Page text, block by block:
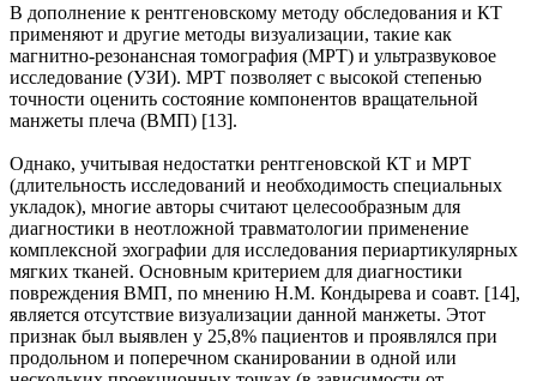
В дополнение к рентгеновскому методу обследования и КТ
применяют и другие методы визуализации, такие как
магнитно-резонансная томография (МРТ) и ультразвуковое
исследование (УЗИ). МРТ позволяет с высокой степенью
точности оценить состояние компонентов вращательной
манжеты плеча (ВМП) [13].
Однако, учитывая недостатки рентгеновской КТ и МРТ
(длительность исследований и необходимость специальных
укладок), многие авторы считают целесообразным для
диагностики в неотложной травматологии применение
комплексной эхографии для исследования периартикулярных
мягких тканей. Основным критерием для диагностики
повреждения ВМП, по мнению Н.М. Кондырева и соавт. [14],
является отсутствие визуализации данной манжеты. Этот
признак был выявлен у 25,8% пациентов и проявлялся при
продольном и поперечном сканировании в одной или